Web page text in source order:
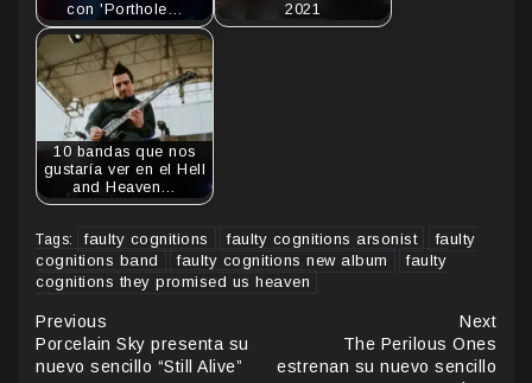
con 'Porthole…
2021
10 bandas que nos
gustaría ver en el Hell
and Heaven…
Tags: faulty cognitions faulty cognitions arsonist
faulty
cognitions band
faulty cognitions new album
faulty
cognitions they promised us heaven
Continue
Reading
Previous
Porcelain Sky presenta su
nuevo sencillo “Still Alive”
Next
The Perilous Ones
estrenan su nuevo sencillo